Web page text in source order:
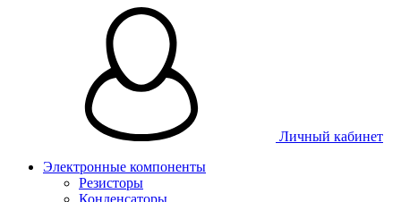
Личный кабинет
Электронные компоненты
Резисторы
Конденсаторы